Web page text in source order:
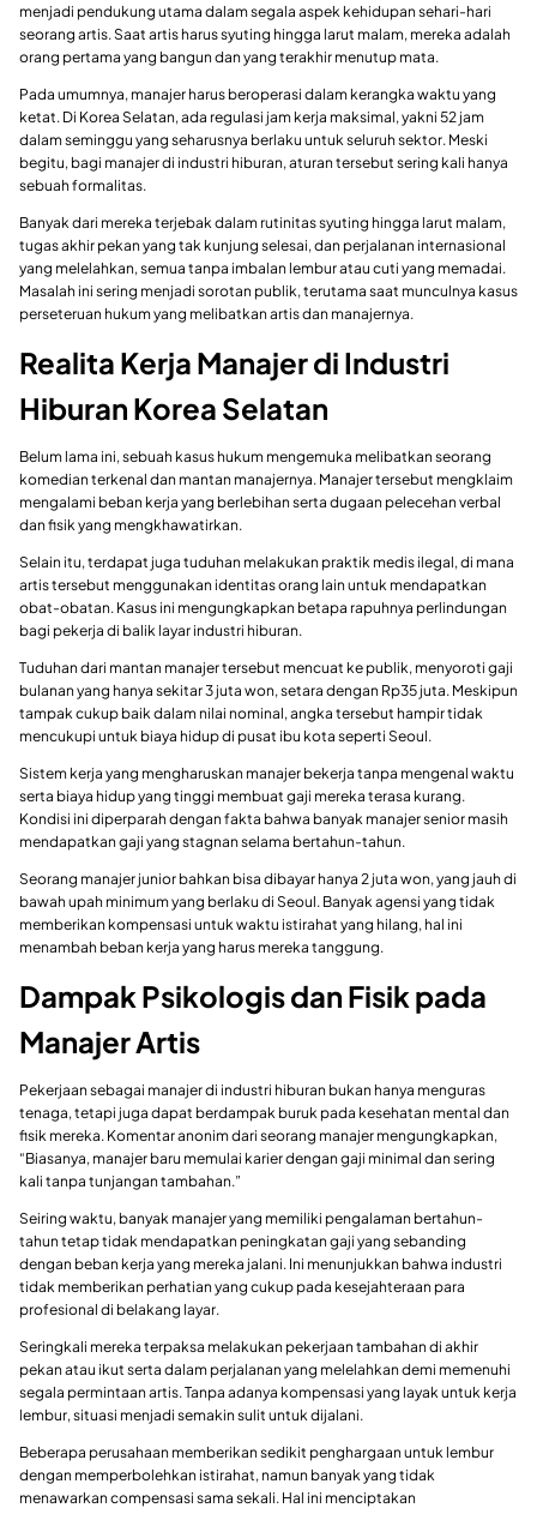
menjadi pendukung utama dalam segala aspek kehidupan sehari-hari
seorang artis. Saat artis harus syuting hingga larut malam, mereka adalah
orang pertama yang bangun dan yang terakhir menutup mata.
Pada umumnya, manajer harus beroperasi dalam kerangka waktu yang
ketat. Di Korea Selatan, ada regulasi jam kerja maksimal, yakni 52 jam
dalam seminggu yang seharusnya berlaku untuk seluruh sektor. Meski
begitu, bagi manajer di industri hiburan, aturan tersebut sering kali hanya
sebuah formalitas.
Banyak dari mereka terjebak dalam rutinitas syuting hingga larut malam,
tugas akhir pekan yang tak kunjung selesai, dan perjalanan internasional
yang melelahkan, semua tanpa imbalan lembur atau cuti yang memadai.
Masalah ini sering menjadi sorotan publik, terutama saat munculnya kasus
perseteruan hukum yang melibatkan artis dan manajernya.
Realita Kerja Manajer di Industri
Hiburan Korea Selatan
Belum lama ini, sebuah kasus hukum mengemuka melibatkan seorang
komedian terkenal dan mantan manajernya. Manajer tersebut mengklaim
mengalami beban kerja yang berlebihan serta dugaan pelecehan verbal
dan fisik yang mengkhawatirkan.
Selain itu, terdapat juga tuduhan melakukan praktik medis ilegal, di mana
artis tersebut menggunakan identitas orang lain untuk mendapatkan
obat-obatan. Kasus ini mengungkapkan betapa rapuhnya perlindungan
bagi pekerja di balik layar industri hiburan.
Tuduhan dari mantan manajer tersebut mencuat ke publik, menyoroti gaji
bulanan yang hanya sekitar 3 juta won, setara dengan Rp35 juta. Meskipun
tampak cukup baik dalam nilai nominal, angka tersebut hampir tidak
mencukupi untuk biaya hidup di pusat ibu kota seperti Seoul.
Sistem kerja yang mengharuskan manajer bekerja tanpa mengenal waktu
serta biaya hidup yang tinggi membuat gaji mereka terasa kurang.
Kondisi ini diperparah dengan fakta bahwa banyak manajer senior masih
mendapatkan gaji yang stagnan selama bertahun-tahun.
Seorang manajer junior bahkan bisa dibayar hanya 2 juta won, yang jauh di
bawah upah minimum yang berlaku di Seoul. Banyak agensi yang tidak
memberikan kompensasi untuk waktu istirahat yang hilang, hal ini
menambah beban kerja yang harus mereka tanggung.
Dampak Psikologis dan Fisik pada
Manajer Artis
Pekerjaan sebagai manajer di industri hiburan bukan hanya menguras
tenaga, tetapi juga dapat berdampak buruk pada kesehatan mental dan
fisik mereka. Komentar anonim dari seorang manajer mengungkapkan,
“Biasanya, manajer baru memulai karier dengan gaji minimal dan sering
kali tanpa tunjangan tambahan.”
Seiring waktu, banyak manajer yang memiliki pengalaman bertahun-
tahun tetap tidak mendapatkan peningkatan gaji yang sebanding
dengan beban kerja yang mereka jalani. Ini menunjukkan bahwa industri
tidak memberikan perhatian yang cukup pada kesejahteraan para
profesional di belakang layar.
Seringkali mereka terpaksa melakukan pekerjaan tambahan di akhir
pekan atau ikut serta dalam perjalanan yang melelahkan demi memenuhi
segala permintaan artis. Tanpa adanya kompensasi yang layak untuk kerja
lembur, situasi menjadi semakin sulit untuk dijalani.
Beberapa perusahaan memberikan sedikit penghargaan untuk lembur
dengan memperbolehkan istirahat, namun banyak yang tidak
menawarkan compensasi sama sekali. Hal ini menciptakan